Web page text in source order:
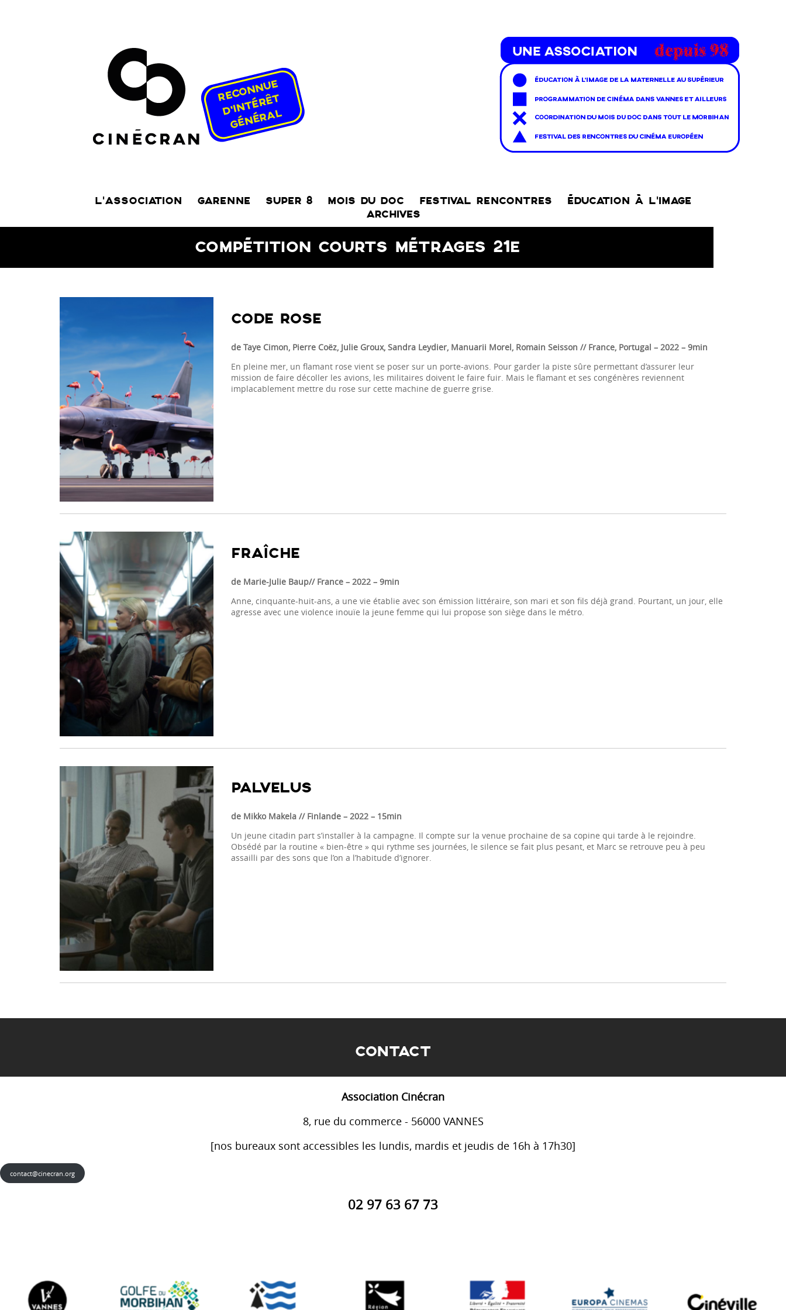
L’ASSOCIATION GARENNE SUPER 8 MOIS DU DOC FESTIVAL RENCONTRES
ÉDUCATION À L’IMAGE
ARCHIVES
COMPÉTITION COURTS MÉTRAGES 21E
CODE ROSE
de Taye Cimon, Pierre Coëz, Julie Groux, Sandra Leydier, Manuarii Morel, Romain Seisson // France, Portugal – 2022 – 9min
En pleine mer, un flamant rose vient se poser sur un porte-avions. Pour garder la piste sûre permettant d’assurer leur
mission de faire décoller les avions, les militaires doivent le faire fuir. Mais le flamant et ses congénères reviennent
implacablement mettre du rose sur cette machine de guerre grise.
FRAÎCHE
de Marie-Julie Baup// France– 2022 – 9min
Anne, cinquante-huit-ans, a une vie établie avec son émission littéraire, son mari et son fils déjà grand. Pourtant, un jour, elle
agresse avec une violence inouïe la jeune femme qui lui propose son siège dans le métro.
PALVELUS
de Mikko Makela // Finlande– 2022 – 15min
Un jeune citadin part s’installer à la campagne. Il compte sur la venue prochaine de sa copine qui tarde à le rejoindre.
Obsédé par la routine « bien-être » qui rythme ses journées, le silence se fait plus pesant, et Marc se retrouve peu à peu
assailli par des sons que l’on a l’habitude d’ignorer.
CONTACT
Association Cinécran
8, rue du commerce - 56000 VANNES
[nos bureaux sont accessibles les lundis, mardis et jeudis de 16h à 17h30]
contact@cinecran.org
02 97 63 67 73